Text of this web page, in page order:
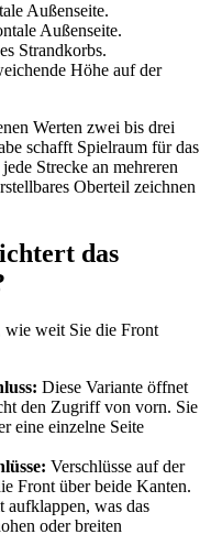
Außenseite.
Außenseite.
Strandkorbs.
Höhe auf der
Werten zwei bis drei
schafft Spielraum für das
Strecke an mehreren
Oberteil zeichnen
das
wie weit Sie die Front
Diese Variante öffnet
den Zugriff von vorn. Sie
eine einzelne Seite
Verschlüsse auf der
Front über beide Kanten.
aufklappen, was das
oder breiten